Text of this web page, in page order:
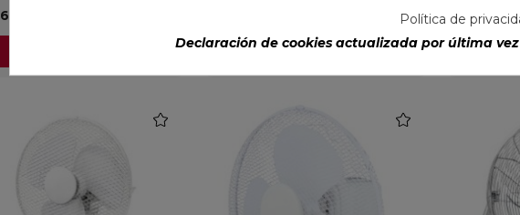
65,17 €
AÑADIR
PVP
favorite
Política de
Declaración de cookies actualizada por última